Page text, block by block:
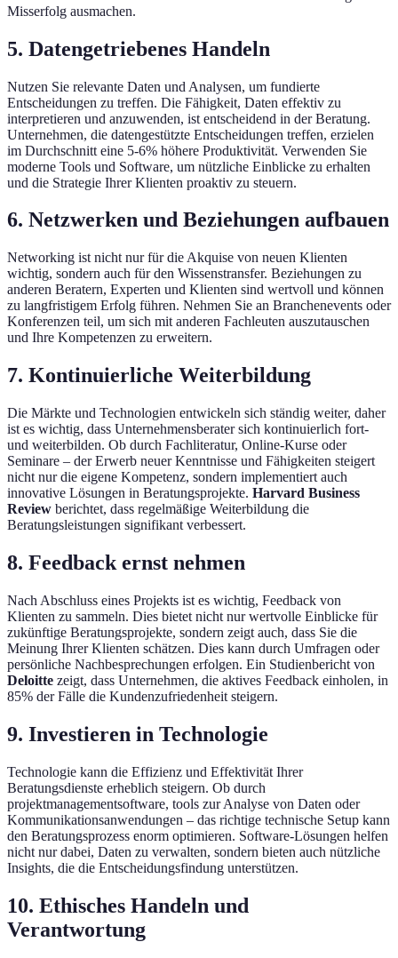
Misserfolg ausmachen.
5. Datengetriebenes Handeln
Nutzen Sie relevante Daten und Analysen, um fundierte
Entscheidungen zu treffen. Die Fähigkeit, Daten effektiv zu
interpretieren und anzuwenden, ist entscheidend in der Beratung.
Unternehmen, die datengestützte Entscheidungen treffen, erzielen
im Durchschnitt eine 5-6% höhere Produktivität. Verwenden Sie
moderne Tools und Software, um nützliche Einblicke zu erhalten
und die Strategie Ihrer Klienten proaktiv zu steuern.
6. Netzwerken und Beziehungen aufbauen
Networking ist nicht nur für die Akquise von neuen Klienten
wichtig, sondern auch für den Wissenstransfer. Beziehungen zu
anderen Beratern, Experten und Klienten sind wertvoll und können
zu langfristigem Erfolg führen. Nehmen Sie an Branchenevents oder
Konferenzen teil, um sich mit anderen Fachleuten auszutauschen
und Ihre Kompetenzen zu erweitern.
7. Kontinuierliche Weiterbildung
Die Märkte und Technologien entwickeln sich ständig weiter, daher
ist es wichtig, dass Unternehmensberater sich kontinuierlich fort-
und weiterbilden. Ob durch Fachliteratur, Online-Kurse oder
Seminare – der Erwerb neuer Kenntnisse und Fähigkeiten steigert
nicht nur die eigene Kompetenz, sondern implementiert auch
innovative Lösungen in Beratungsprojekte. Harvard Business
Review berichtet, dass regelmäßige Weiterbildung die
Beratungsleistungen signifikant verbessert.
8. Feedback ernst nehmen
Nach Abschluss eines Projekts ist es wichtig, Feedback von
Klienten zu sammeln. Dies bietet nicht nur wertvolle Einblicke für
zukünftige Beratungsprojekte, sondern zeigt auch, dass Sie die
Meinung Ihrer Klienten schätzen. Dies kann durch Umfragen oder
persönliche Nachbesprechungen erfolgen. Ein Studienbericht von
Deloitte zeigt, dass Unternehmen, die aktives Feedback einholen, in
85% der Fälle die Kundenzufriedenheit steigern.
9. Investieren in Technologie
Technologie kann die Effizienz und Effektivität Ihrer
Beratungsdienste erheblich steigern. Ob durch
projektmanagementsoftware, tools zur Analyse von Daten oder
Kommunikationsanwendungen – das richtige technische Setup kann
den Beratungsprozess enorm optimieren. Software-Lösungen helfen
nicht nur dabei, Daten zu verwalten, sondern bieten auch nützliche
Insights, die die Entscheidungsfindung unterstützen.
10. Ethisches Handeln und
Verantwortung